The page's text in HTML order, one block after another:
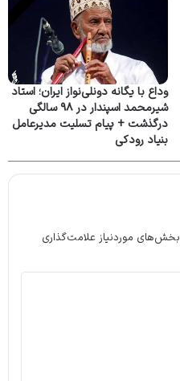
وداع با یگانه دونلی‌نواز ایران؛ استاد
شیرمحمد اسپندار در ۹۸ سالگی
درگذشت + پیام تسلیت مدیرعامل
بنیاد رودکی
بخش‌های موردنیاز علامت‌گذاری